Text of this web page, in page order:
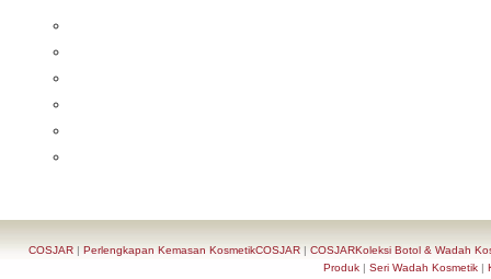
COSJAR| Perlengkapan Kemasan KosmetikCOSJAR| COSJARKoleksi Botol & Wadah
Produk | Seri Wadah Kosmetik |